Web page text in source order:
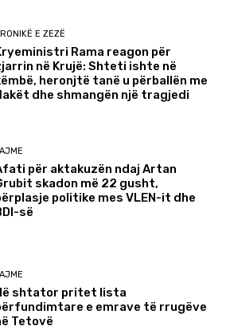
E ZEZË
Rama reagon për
në Krujë: Shteti ishte në
heronjtë tanë u përballën me
dhe shmangën një tragjedi
për aktakuzën ndaj Artan
skadon më 22 gusht,
politike mes VLEN-it dhe
së
shtator pritet lista
e emrave të rrugëve
Tetovë